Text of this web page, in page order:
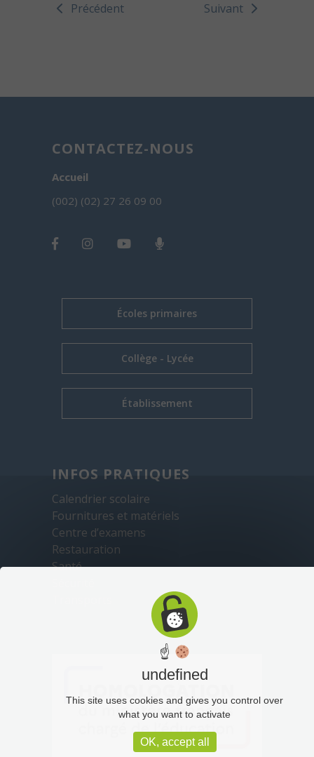
Précédent Suivant
CONTACTEZ-NOUS
Accueil
(002) (02) 27 26 09 00
Écoles primaires
Collège - Lycée
Établissement
INFOS PRATIQUES
Calendrier scolaire
Fournitures et matériels
Centre d’examens
Restauration
Santé
☝
undefined
This site uses cookies and gives you control over
what you want to activate
OK, accept all